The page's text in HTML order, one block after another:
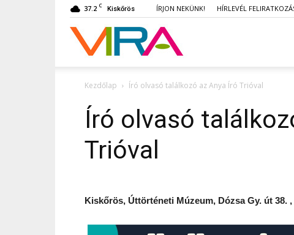
37.2 C Kiskőrös ÍRJON NEKÜNK! HÍRLEVÉL
VIRA
Kezdőlap Író olvasó találkozó az Anya Író Trióval
Író olvasó
Trióval
Kiskőrös, Úttörténeti Múzeum, Dózsa Gy. út 38. ,